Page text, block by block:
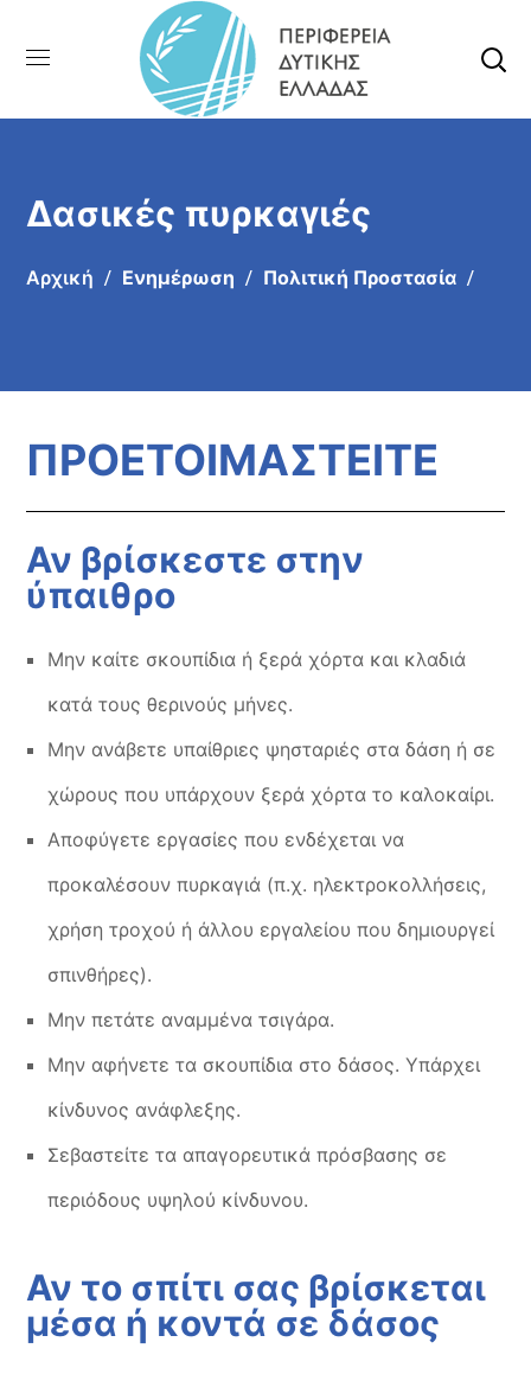
Δασικές πυρκαγιές
Αρχική Ενημέρωση Πολιτική Προστασία
ΠΡΟΕΤΟΙΜΑΣΤΕΙΤΕ
Αν βρίσκεστε στην
ύπαιθρο
Μην καίτε σκουπίδια ή ξερά χόρτα και κλαδιά
κατά τους θερινούς μήνες.
Μην ανάβετε υπαίθριες ψησταριές στα δάση ή σε
χώρους που υπάρχουν ξερά χόρτα το καλοκαίρι.
Αποφύγετε εργασίες που ενδέχεται να
προκαλέσουν πυρκαγιά (π.χ. ηλεκτροκολλήσεις,
χρήση τροχού ή άλλου εργαλείου που δημιουργεί
σπινθήρες).
Μην πετάτε αναμμένα τσιγάρα.
Μην αφήνετε τα σκουπίδια στο δάσος. Υπάρχει
κίνδυνος ανάφλεξης.
Σεβαστείτε τα απαγορευτικά πρόσβασης σε
περιόδους υψηλού κίνδυνου.
Αν το σπίτι σας βρίσκεται
μέσα ή κοντά σε δάσος